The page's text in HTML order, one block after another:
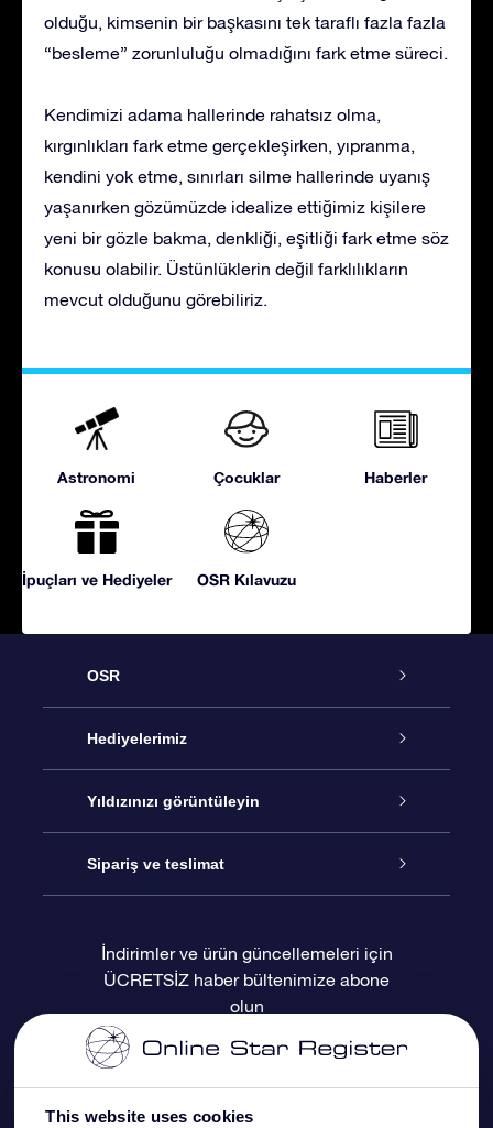
This website uses cookies
olduğu, kimsenin bir başkasını tek taraflı fazla fazla
“besleme” zorunluluğu olmadığını fark etme süreci.
Kendimizi adama hallerinde rahatsız olma,
kırgınlıkları fark etme gerçekleşirken, yıpranma,
kendini yok etme, sınırları silme hallerinde uyanış
yaşanırken gözümüzde idealize ettiğimiz kişilere
yeni bir gözle bakma, denkliği, eşitliği fark etme söz
konusu olabilir. Üstünlüklerin değil farklılıkların
mevcut olduğunu görebiliriz.
Astronomi Çocuklar Haberler
İpuçları ve Hediyeler OSR Kılavuzu
OSR
Hizmet
İletişim
Blogu
Değerlendirmeler
Hediyelerimiz
Çevrimiçi Yıldız Hediyesi
OSR Hediye Paketi
OSR Hediye Kartı
Kurumsal hediyeler
Yıldızınızı görüntüleyin
Star Register
Kişiselleştirilmiş Yıldız Sayfası
Bir Milyon Yıldız
OSR Starsaver
Sipariş ve teslimat
Ödeme bilgileri
Sevkiyat bilgileri
İade Politikası
İndirimler ve ürün güncellemeleri için
ÜCRETSİZ haber bültenimize abone
olun